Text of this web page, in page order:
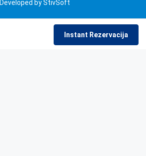
Instant Rezervacija
Developed by StivSoft